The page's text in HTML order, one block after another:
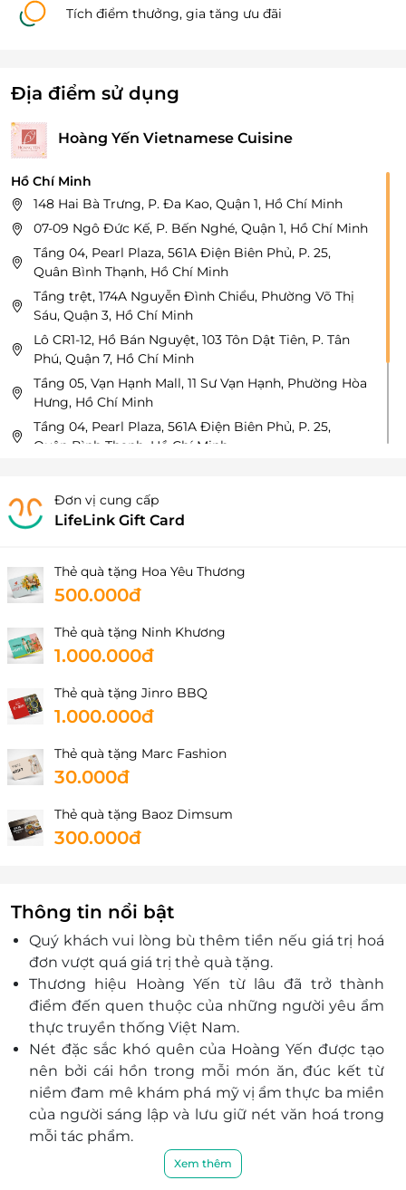
Tích điểm thưởng, gia tăng ưu đãi
Địa điểm sử dụng
Hoàng Yến Vietnamese Cuisine
Hồ Chí Minh
148 Hai Bà Trưng, P. Đa Kao, Quận 1, Hồ Chí Minh
07-09 Ngô Đức Kế, P. Bến Nghé, Quận 1, Hồ Chí Minh
Tầng 04, Pearl Plaza, 561A Điện Biên Phủ, P. 25,
Quân Bình Thạnh, Hồ Chí Minh
Tầng trệt, 174A Nguyễn Đình Chiểu, Phường Võ Thị
Sáu, Quận 3, Hồ Chí Minh
Lô CR1-12, Hồ Bán Nguyệt, 103 Tôn Dật Tiên, P. Tân
Phú, Quận 7, Hồ Chí Minh
Tầng 05, Vạn Hạnh Mall, 11 Sư Vạn Hạnh, Phường Hòa
Hưng, Hồ Chí Minh
Tầng 04, Pearl Plaza, 561A Điện Biên Phủ, P. 25,
Quận Bình Thạnh, Hồ Chí Minh
Tầng 05, Crescent Mall, 101 Tôn Dật Tiên, P. Tân Phú,
Quận 7, Hồ Chí Minh
Đơn vị cung cấp
LifeLink Gift Card
Thẻ quà tặng Hoa Yêu Thương
500.000đ
Thẻ quà tặng Ninh Khương
1.000.000đ
Thẻ quà tặng Jinro BBQ
1.000.000đ
Thẻ quà tặng Marc Fashion
30.000đ
Thẻ quà tặng Baoz Dimsum
300.000đ
Thông tin nổi bật
Quý khách vui lòng bù thêm tiền nếu giá trị hoá
đơn vượt quá giá trị thẻ quà tặng.
Thương hiệu Hoàng Yến từ lâu đã trở thành
điểm đến quen thuộc của những người yêu ẩm
thực truyền thống Việt Nam.
Nét đặc sắc khó quên của Hoàng Yến được tạo
nên bởi cái hồn trong mỗi món ăn, đúc kết từ
niềm đam mê khám phá mỹ vị ẩm thực ba miền
của người sáng lập và lưu giữ nét văn hoá trong
mỗi tác phẩm.
Hoàng Yến luôn chinh phục khách hàng dù là
khó tính nhất bằng những món ăn rất riêng từ
Xem thêm